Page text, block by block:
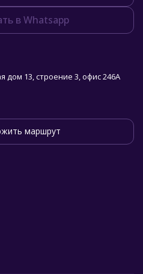
в Whatsapp
13, строение 3, офис 246А
маршрут